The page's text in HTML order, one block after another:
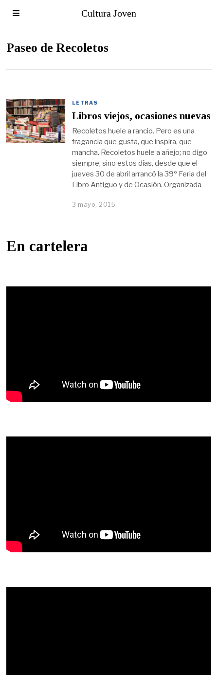
Cultura Joven
Paseo de Recoletos
LETRAS
Libros viejos, ocasiones nuevas
Recoletos huele a rancio. Pero es una
fragancia que gusta, que inspira, que
mancha. Recoletos huele a añejo; no digo
siempre, sino estos días, desde que el
jueves 30 de abril arrancó la 39º Feria del
Libro Antiguo y de Ocasión. Organizada
3 mayo, 2015
En cartelera